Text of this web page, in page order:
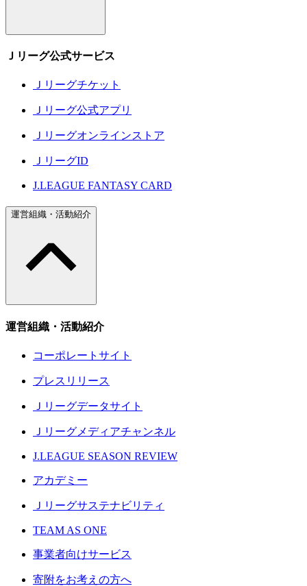
Ｊリーグ公式サービス
Ｊリーグチケット
Ｊリーグ公式アプリ
Ｊリーグオンラインストア
ＪリーグID
J.LEAGUE FANTASY CARD
運営組織・活動紹介
運営組織・活動紹介
コーポレートサイト
プレスリリース
Ｊリーグデータサイト
Ｊリーグメディアチャンネル
J.LEAGUE SEASON REVIEW
アカデミー
Ｊリーグサステナビリティ
TEAM AS ONE
事業者向けサービス
寄附をお考えの方へ